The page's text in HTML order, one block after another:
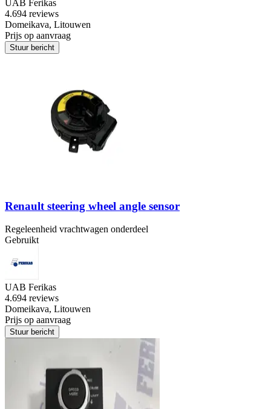
UAB Ferikas
4.694 reviews
Domeikava, Litouwen
Prijs op aanvraag
Stuur bericht
Renault steering wheel angle sensor
Regeleenheid vrachtwagen onderdeel
Gebruikt
UAB Ferikas
4.694 reviews
Domeikava, Litouwen
Prijs op aanvraag
Stuur bericht